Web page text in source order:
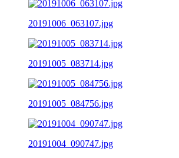
20191006_063107.jpg
20191005_083714.jpg
20191005_084756.jpg
20191004_090747.jpg